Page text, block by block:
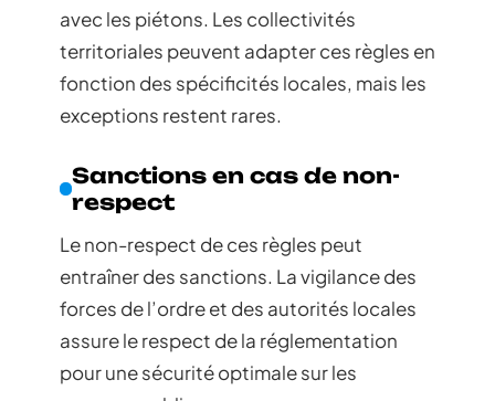
avec les piétons. Les collectivités
territoriales peuvent adapter ces règles en
fonction des spécificités locales, mais les
exceptions restent rares.
Sanctions en cas de non-
respect
Le non-respect de ces règles peut
entraîner des sanctions. La vigilance des
forces de l’ordre et des autorités locales
assure le respect de la réglementation
pour une sécurité optimale sur les